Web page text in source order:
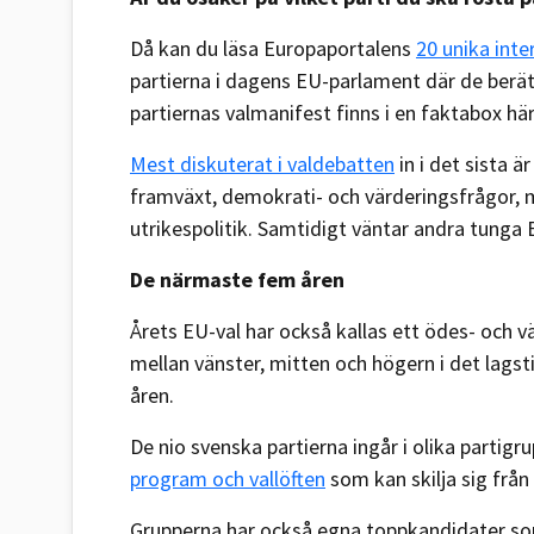
Då kan du läsa Europaportalens 20 unika
partierna i dagens EU-parlament där de
partiernas valmanifest finns i en faktabox
Mest diskuterat i valdebatten in i det sista
framväxt, demokrati- och värderingsfrågor,
utrikespolitik. Samtidigt väntar andra tunga
De närmaste fem åren
Årets EU-val har också kallas ett ödes- och
mellan vänster, mitten och högern i det
åren.
De nio svenska partierna ingår i olika
program och vallöften som kan skilja sig